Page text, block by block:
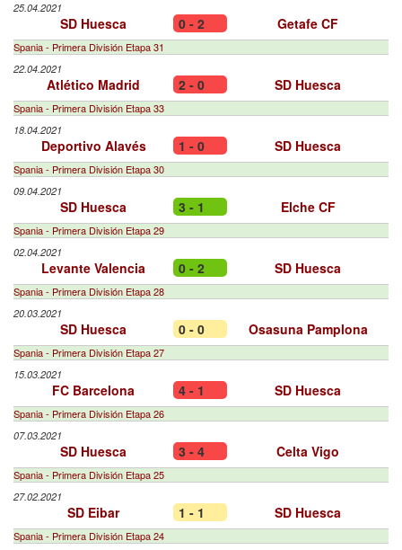
25.04.2021
SD Huesca 0 - 2 Getafe CF
Spania - Primera División Etapa 31
22.04.2021
Atlético Madrid 2 - 0 SD Huesca
Spania - Primera División Etapa 33
18.04.2021
Deportivo Alavés 1 - 0 SD Huesca
Spania - Primera División Etapa 30
09.04.2021
SD Huesca 3 - 1 Elche CF
Spania - Primera División Etapa 29
02.04.2021
Levante Valencia 0 - 2 SD Huesca
Spania - Primera División Etapa 28
20.03.2021
SD Huesca 0 - 0 Osasuna Pamplona
Spania - Primera División Etapa 27
15.03.2021
FC Barcelona 4 - 1 SD Huesca
Spania - Primera División Etapa 26
07.03.2021
SD Huesca 3 - 4 Celta Vigo
Spania - Primera División Etapa 25
27.02.2021
SD Eibar 1 - 1 SD Huesca
Spania - Primera División Etapa 24